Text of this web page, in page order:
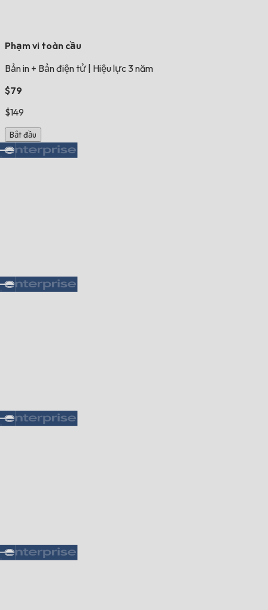
Phạm vi toàn cầu
Bản in + Bản điện tử Hiệu lực 3 năm
$79
$149
Bắt đầu